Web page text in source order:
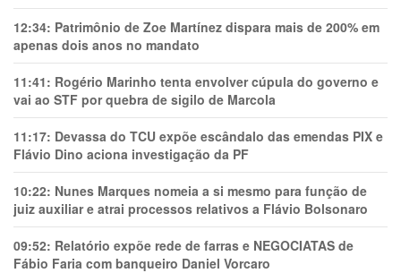
12:34: Patrimônio de Zoe Martínez dispara mais de 200% em
apenas dois anos no mandato
11:41: Rogério Marinho tenta envolver cúpula do governo e
vai ao STF por quebra de sigilo de Marcola
11:17: Devassa do TCU expõe escândalo das emendas PIX e
Flávio Dino aciona investigação da PF
10:22: Nunes Marques nomeia a si mesmo para função de
juiz auxiliar e atrai processos relativos a Flávio Bolsonaro
09:52: Relatório expõe rede de farras e NEGOCIATAS de
Fábio Faria com banqueiro Daniel Vorcaro